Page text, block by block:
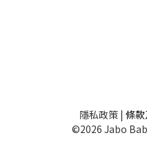
隱私政策 | 條款
©2026 Jabo